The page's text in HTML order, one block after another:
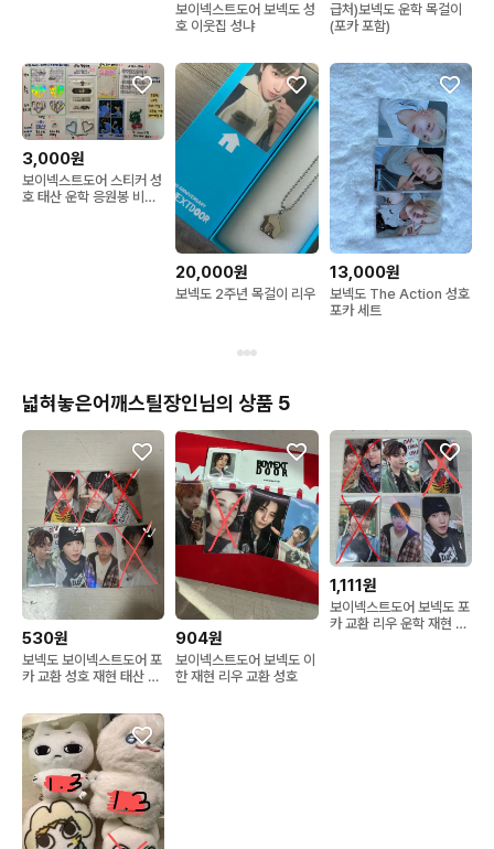
보이넥스트도어 보넥도 성
호 이웃집 성냐
급처)보넥도 운학 목걸이
(포카 포함)
3,000원
보이넥스트도어 스티커 성
호 태산 운학 응원봉 비공
20,000원
보넥도 2주년 목걸이 리우
13,000원
보넥도 The Action 성호
포카 세트
넓혀놓은어깨스틸장인님의 상품 5
530원
보넥도 보이넥스트도어 포
카 교환 성호 재현 태산 리
904원
보이넥스트도어 보넥도 이
한 재현 리우 교환 성호
1,111원
보이넥스트도어 보넥도 포
카 교환 리우 운학 재현 성